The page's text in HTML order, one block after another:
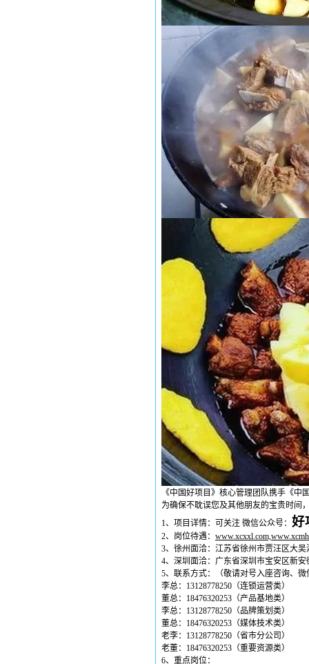
《中国好项目》核心管理团队携手《中
为确保不耽误您及其他朋友的宝贵时间
1、项目详情：可关注 微信公众号： 好
2、岗位待遇：
3、徐州面洽：江苏省徐州市贾汪区大吴
4、深圳面洽：广东省深圳市宝安区新安
5、联系方式：（敬请对号入座咨询、
李总： 13128778250 （连锁运营类）
董总： 18476320253 （产品基地类）
李总： 13128778250 （品牌策划类）
董总： 18476320253 （媒体技术类）
老李： 13128778250 （省市分公司）
老董： 18476320253 （重要资源类）
6、重点岗位：